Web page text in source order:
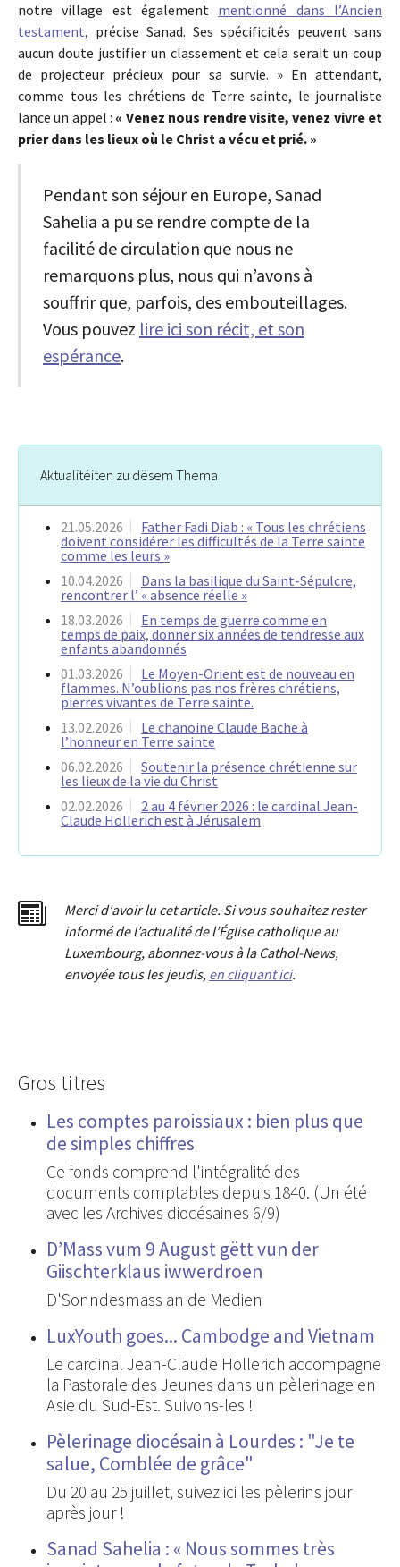
notre village est également mentionné dans l’Ancien
testament, précise Sanad. Ses spécificités peuvent sans
aucun doute justifier un classement et cela serait un coup
de projecteur précieux pour sa survie. » En attendant,
comme tous les chrétiens de Terre sainte, le journaliste
lance un appel : « Venez nous rendre visite, venez vivre et
prier dans les lieux où le Christ a vécu et prié. »
Pendant son séjour en Europe, Sanad
Sahelia a pu se rendre compte de la
facilité de circulation que nous ne
remarquons plus, nous qui n’avons à
souffrir que, parfois, des embouteillages.
Vous pouvez lire ici son récit, et son
espérance.
Aktualitéiten zu dësem Thema
21.05.2026
Father Fadi Diab : « Tous les chrétiens
doivent considérer les difficultés de la Terre sainte
comme les leurs »
10.04.2026
Dans la basilique du Saint-Sépulcre,
rencontrer l’ « absence réelle »
18.03.2026
En temps de guerre comme en
temps de paix, donner six années de tendresse aux
enfants abandonnés
01.03.2026
Le Moyen-Orient est de nouveau en
flammes. N’oublions pas nos frères chrétiens,
pierres vivantes de Terre sainte.
13.02.2026
Le chanoine Claude Bache à
l’honneur en Terre sainte
06.02.2026
Soutenir la présence chrétienne sur
les lieux de la vie du Christ
02.02.2026
2 au 4 février 2026 : le cardinal Jean-
Claude Hollerich est à Jérusalem
Merci d'avoir lu cet article. Si vous souhaitez rester
informé de l’actualité de l’Église catholique au
Luxembourg, abonnez-vous à la Cathol-News,
envoyée tous les jeudis, en cliquant ici.
Gros titres
Les comptes paroissiaux : bien plus que
de simples chiffres
Ce fonds comprend l'intégralité des
documents comptables depuis 1840. (Un été
avec les Archives diocésaines 6/9)
D’Mass vum 9 August gëtt vun der
Giischterklaus iwwerdroen
D'Sonndesmass an de Medien
LuxYouth goes... Cambodge and Vietnam
Le cardinal Jean-Claude Hollerich accompagne
la Pastorale des Jeunes dans un pèlerinage en
Asie du Sud-Est. Suivons-les !
Pèlerinage diocésain à Lourdes : "Je te
salue, Comblée de grâce"
Du 20 au 25 juillet, suivez ici les pèlerins jour
après jour !
Sanad Sahelia : « Nous sommes très